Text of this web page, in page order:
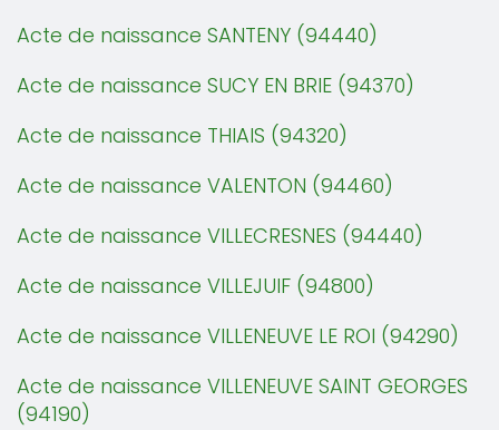
Acte de naissance SANTENY (94440)
Acte de naissance SUCY EN BRIE (94370)
Acte de naissance THIAIS (94320)
Acte de naissance VALENTON (94460)
Acte de naissance VILLECRESNES (94440)
Acte de naissance VILLEJUIF (94800)
Acte de naissance VILLENEUVE LE ROI (94290)
Acte de naissance VILLENEUVE SAINT GEORGES
(94190)